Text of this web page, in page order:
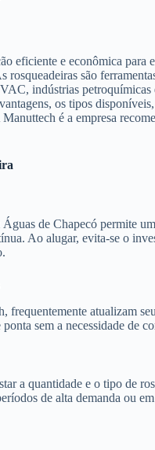
eficiente e econômica para
são
indústrias
os tipos
é a empresa
de Chapecó permite
Ao alugar, evita-se o
frequentemente atualizam
sem a necessidade de
a quantidade e o tipo de
de alta demanda ou